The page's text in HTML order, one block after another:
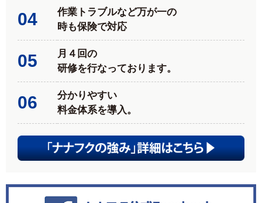
04
作業トラブルなど万が一の
時も保険で対応
05
月４回の
研修を行なっております。
06
分かりやすい
料金体系を導入。